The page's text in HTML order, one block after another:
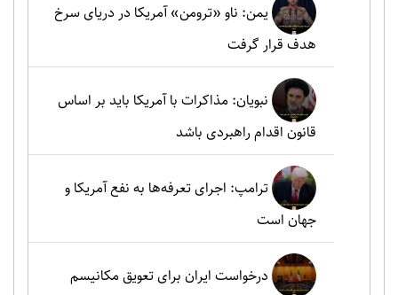
یمن: ناو «ترومن» آمریکا در دریای سرخ
هدف قرار گرفت
نبویان: مذاکرات با آمریکا باید بر اساس
قانون اقدام راهبردی باشد
ترامپ: اجرای تعرفه‌ها به نفع آمریکا و
جهان است
درخواست ایران برای تعویق مکانیسم